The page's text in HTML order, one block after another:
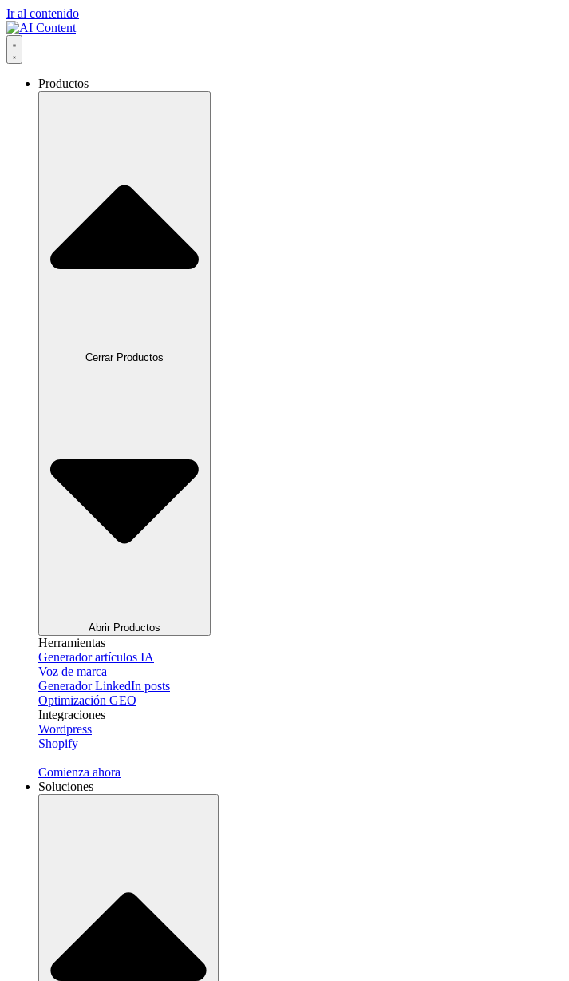
Ir al contenido
Productos
Cerrar Productos
Abrir Productos
Herramientas
Generador artículos IA
Voz de marca
Generador LinkedIn posts
Optimización GEO
Integraciones
Wordpress
Shopify
Comienza ahora
Soluciones